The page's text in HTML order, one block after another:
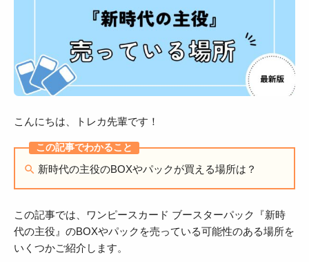
こんにちは、トレカ先輩です！
新時代の主役のBOXやパックが買える場所は？
この記事では、ワンピースカード ブースターパック『新時
代の主役』のBOXやパックを売っている可能性のある場所を
いくつかご紹介します。